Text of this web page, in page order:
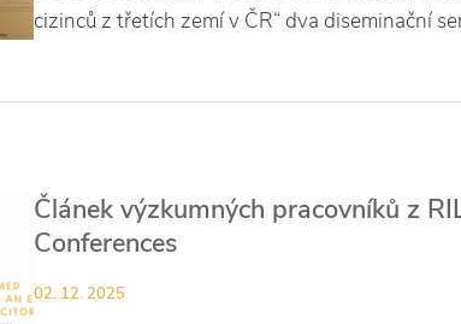
cizinců z třetích zemí v ČR“ dva diseminační
Článek výzkumných pracovníků z
Conferences
02. 12. 2025